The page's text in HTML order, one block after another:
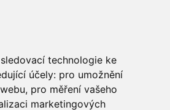
technologie ke
účely: pro umožnění
, pro měření vašeho
marketingových